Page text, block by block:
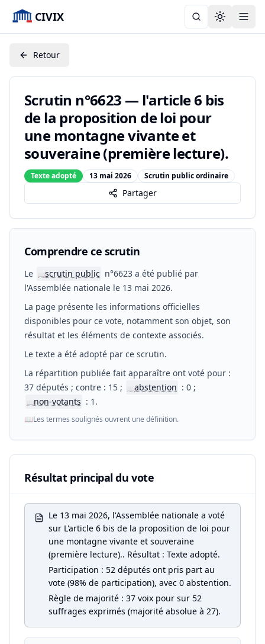
CIVIX Toggle
Retour
Scrutin n°6623 — l'article 6 bis
de la proposition de loi pour
une montagne vivante et
souveraine (première lecture).
Texte adopté 13 mai 2026 Scrutin public ordinaire
Partager
Comprendre ce scrutin
Le 📖scrutin public n°6623 a été publié par
l'Assemblée nationale le 13 mai 2026.
La page présente les informations officielles
disponibles pour ce vote, notamment son objet, son
résultat et les éléments de contexte associés.
Le texte a été adopté par ce scrutin.
La répartition publiée fait apparaître ont voté pour :
37 députés ; contre : 15 ;
📖abstention : 0 ;
📖non-votants : 1.
📖Les termes soulignés ouvrent une définition.
Résultat principal du vote
Le 13 mai 2026, l'Assemblée nationale a voté
sur L'article 6 bis de la proposition de loi pour
une montagne vivante et souveraine
(première lecture).. Résultat : Texte adopté.
Participation : 52 députés ont pris part au
vote (98% de participation), avec 0 abstention.
Règle de majorité : 37 voix pour sur 52
suffrages exprimés (majorité absolue à 27).